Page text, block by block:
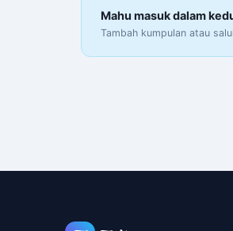
Mahu masuk dalam
Tambah kumpulan atau